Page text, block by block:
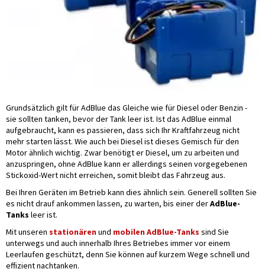
Grundsätzlich gilt für AdBlue das Gleiche wie für Diesel oder Benzin -
sie sollten tanken, bevor der Tank leer ist. Ist das AdBlue einmal
aufgebraucht, kann es passieren, dass sich Ihr Kraftfahrzeug nicht
mehr starten lässt. Wie auch bei Diesel ist dieses Gemisch für den
Motor ähnlich wichtig. Zwar benötigt er Diesel, um zu arbeiten und
anzuspringen, ohne AdBlue kann er allerdings seinen vorgegebenen
Stickoxid-Wert nicht erreichen, somit bleibt das Fahrzeug aus.
Bei Ihren Geräten im Betrieb kann dies ähnlich sein. Generell sollten Sie
es nicht drauf ankommen lassen, zu warten, bis einer derAdBlue-
Tanks leer ist.
Mit unseren stationären und mobilen AdBlue-Tanks sind Sie
unterwegs und auch innerhalb Ihres Betriebes immer vor einem
Leerlaufen geschützt, denn Sie können auf kurzem Wege schnell und
effizient nachtanken.